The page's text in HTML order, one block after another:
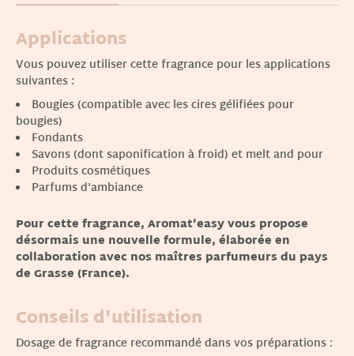
Applications
Vous pouvez utiliser cette fragrance pour les applications
suivantes :
Bougies (compatible avec les cires gélifiées pour
bougies)
Fondants
Savons (dont saponification à froid) et melt and pour
Produits cosmétiques
Parfums d'ambiance
Pour cette fragrance, Aromat’easy vous propose
désormais une nouvelle formule, élaborée en
collaboration avec nos maîtres parfumeurs du pays
de Grasse (France).
Conseils d'utilisation
Dosage de fragrance recommandé dans vos préparations :